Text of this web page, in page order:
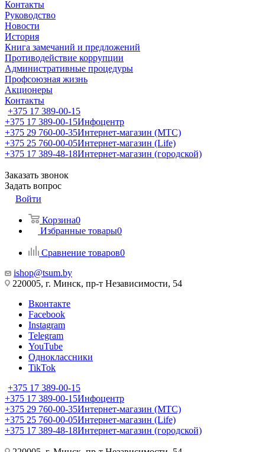
Контакты
Руководство
Новости
История
Книга замечаний и предложений
Противодействие коррупции
Административные процедуры
Профсоюзная жизнь
Акционеры
Контакты
+375 17 389-00-15
+375 17 389-00-15Инфоцентр
+375 29 760-00-35Интернет-магазин (МТС)
+375 25 760-00-05Интернет-магазин (Life)
+375 17 389-48-18Интернет-магазин (городской)
Заказать звонок
Задать вопрос
Войти
Корзина0
Избранные товары0
Сравнение товаров0
ishop@tsum.by
220005, г. Минск, пр-т Независимости, 54
Вконтакте
Facebook
Instagram
Telegram
YouTube
Одноклассники
TikTok
+375 17 389-00-15
+375 17 389-00-15Инфоцентр
+375 29 760-00-35Интернет-магазин (МТС)
+375 25 760-00-05Интернет-магазин (Life)
+375 17 389-48-18Интернет-магазин (городской)